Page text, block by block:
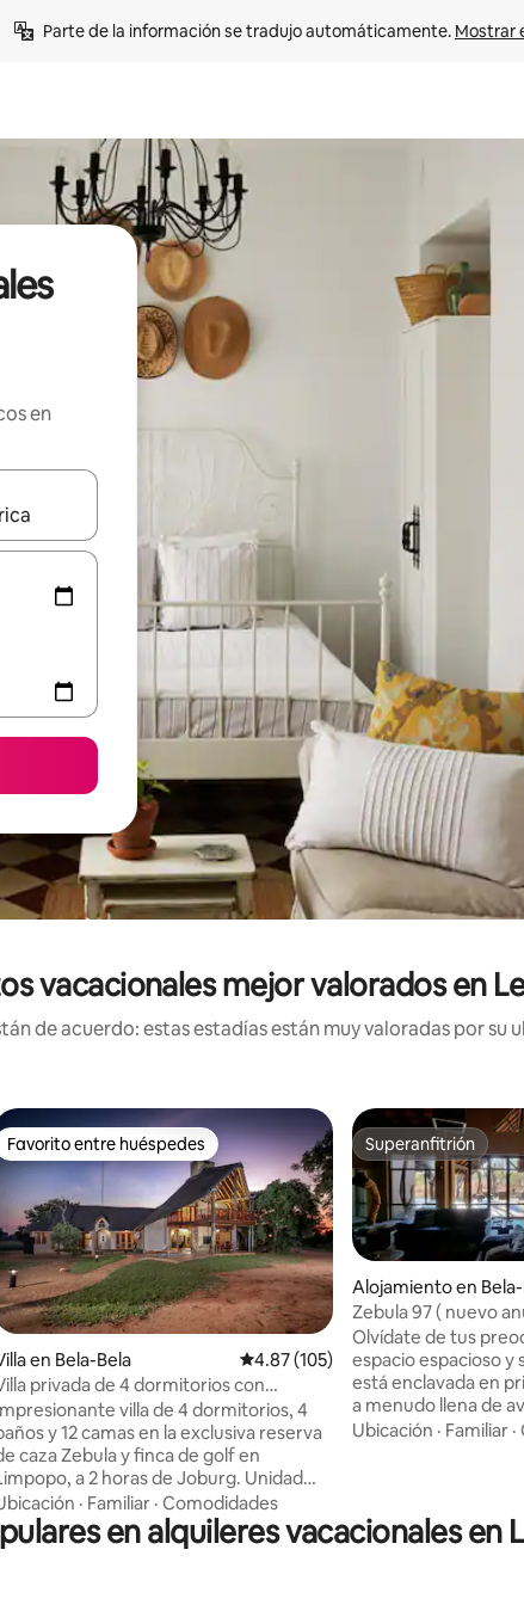
Parte de la información se tradujo automáticamente. Mostrar
en
con las teclas de flecha hacia arriba y hacia abajo o
vacacionales mejor valorados en
de acuerdo: estas estadías están muy valoradas por
promedio: 5 de 5, 17 reseñas
Favorito entre huéspedes
Favorito entre huéspedes
en Bela-Bela Calificación promedio: 4.87 de 5,
4.87 (105)
privada de 4 dormitorios con
para 14 personas en Zebula
villa de 4 dormitorios, 4
y 12 camas en la exclusiva reserva
caza Zebula y finca de golf en
a 2 horas de Joburg. Unidad
equipada con cocina
con un inversor y batería de
(sin carga), una piscina, braai
· Familiar · Comodidades
Superanfitrión
Superanfitrión
Alojamiento en
Zebula 97 ( nuevo
Olvídate de tus
espacio espacioso y sereno.
está enclavada en
a menudo llena de
les encanta mimarse
tranquilidad. El senderismo y el ciclismo
entre la vida
Ubicación · Familiar ·
en alquileres vacacionales